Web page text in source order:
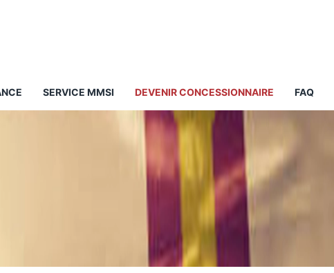
SERVICE MMSI DEVENIR CONCESSIONNAIRE FAQ